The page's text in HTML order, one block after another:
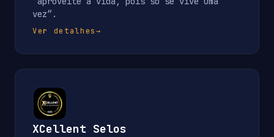
vez”.
Ver detalhes→
XCellent Selos